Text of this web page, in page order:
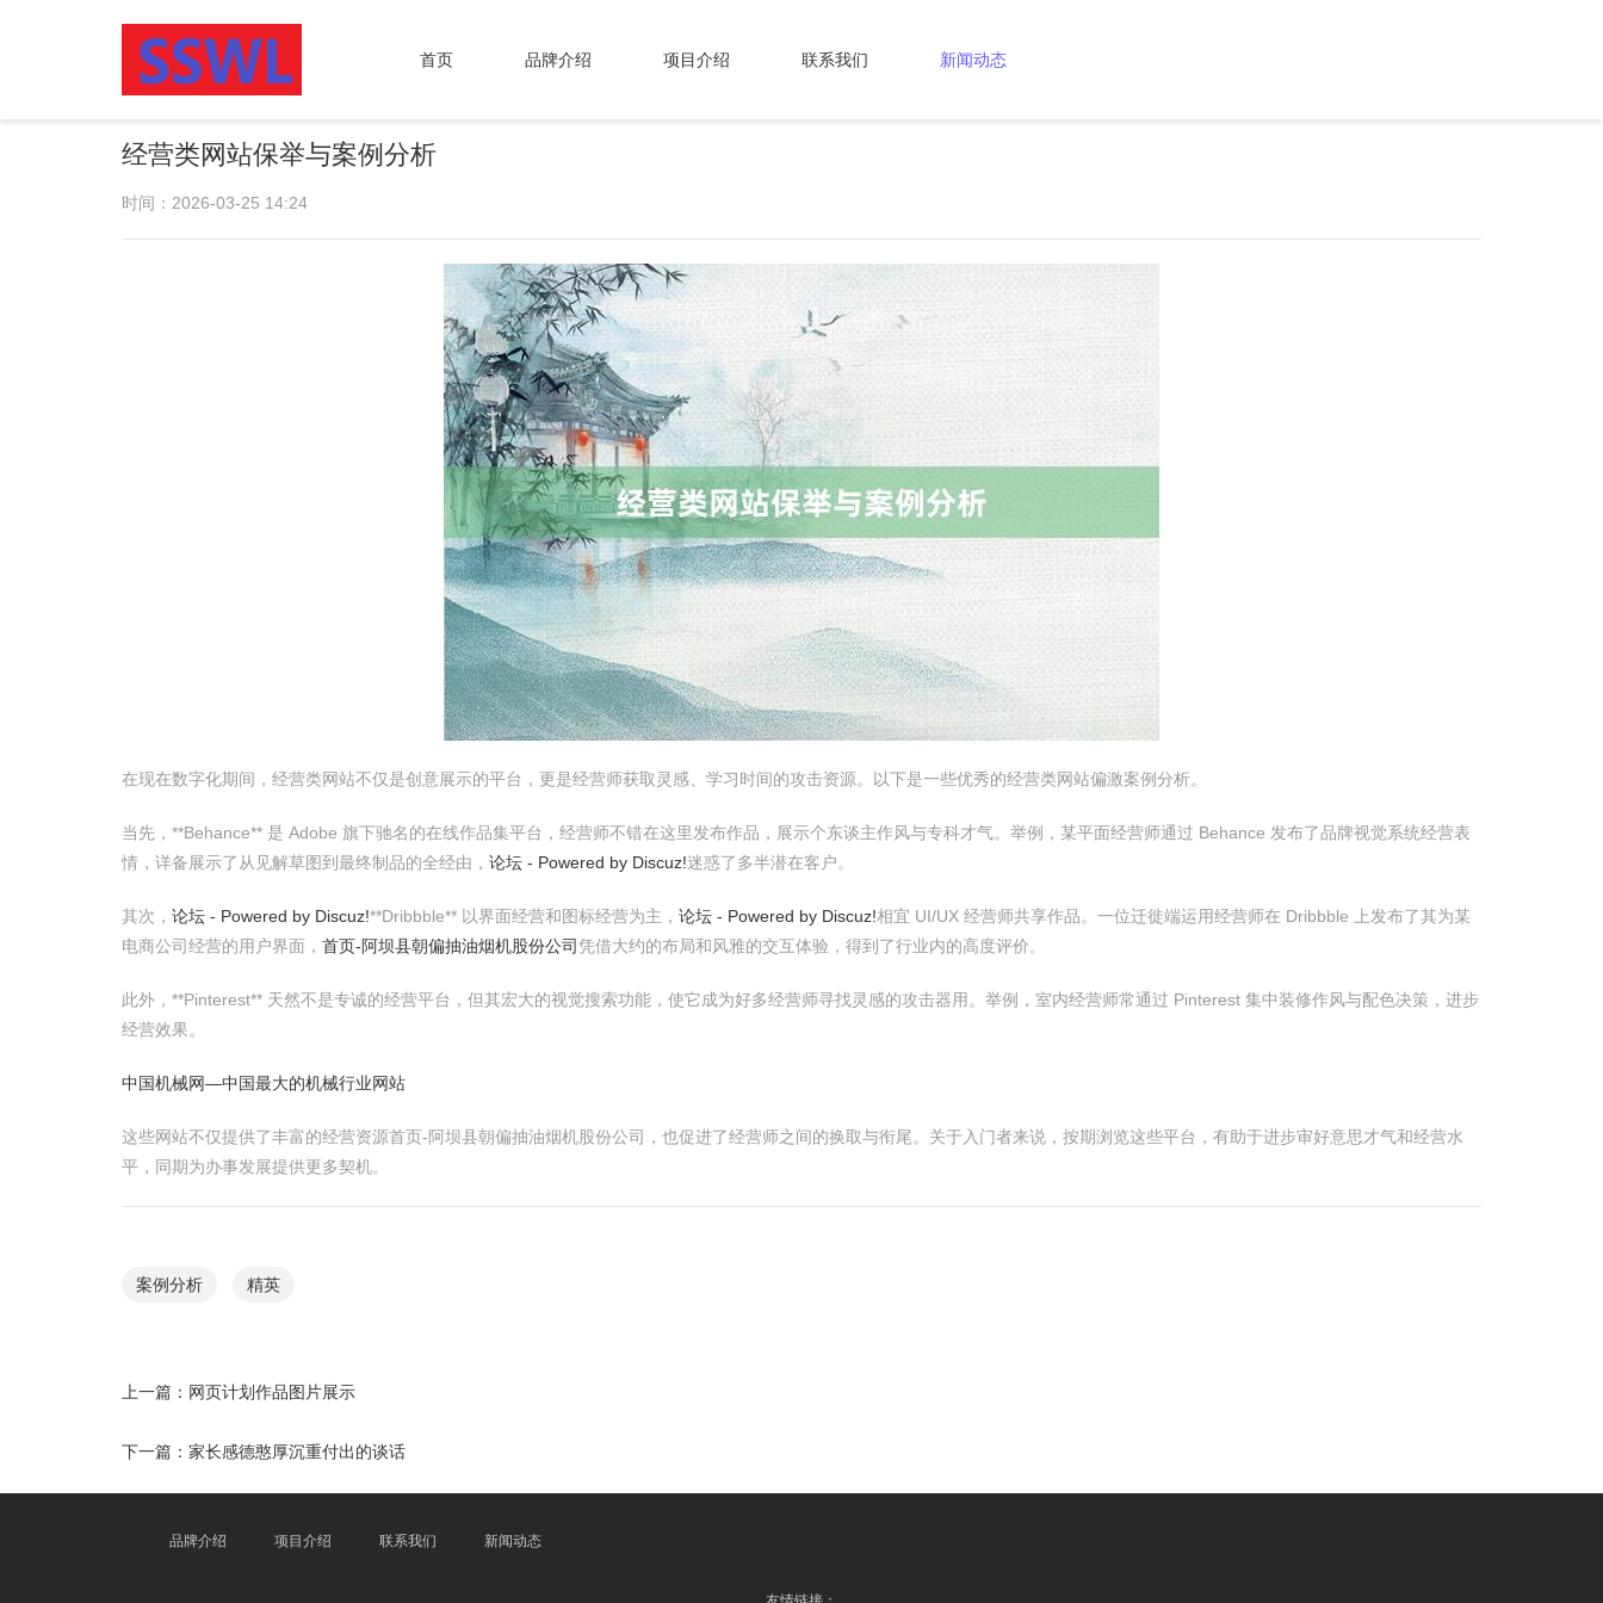
首页 品牌介绍 项目介绍 联系我们 新闻动态
经营类网站保举与案例分析
时间：2026-03-25 14:24
在现在数字化期间，经营类网站不仅是创意展示的平台，更是经营师获取灵感、学习时间的攻击资源。以下是一些优秀的经营类网站偏激案例分析。
当先，**Behance** 是 Adobe 旗下驰名的在线作品集平台，经营师不错在这里发布作品，展示个东谈主作风与专科才气。举例，某平面经营师通过 Behance 发布了品牌视觉系统经营表
情，详备展示了从见解草图到最终制品的全经由， 论坛 - Powered by Discuz!迷惑了多半潜在客户。
其次， 论坛 - Powered by Discuz!**Dribbble** 以界面经营和图标经营为主， 论坛 - Powered by Discuz!相宜 UI/UX 经营师共享作品。一位迁徙端运用经营师在 Dribbble 上发布了其为某
电商公司经营的用户界面， 首页-阿坝县朝偏抽油烟机股份公司凭借大约的布局和风雅的交互体验，得到了行业内的高度评价。
此外，**Pinterest** 天然不是专诚的经营平台，但其宏大的视觉搜索功能，使它成为好多经营师寻找灵感的攻击器用。举例，室内经营师常通过 Pinterest 集中装修作风与配色决策，进步
经营效果。
中国机械网―中国最大的机械行业网站
这些网站不仅提供了丰富的经营资源首页-阿坝县朝偏抽油烟机股份公司，也促进了经营师之间的换取与衔尾。关于入门者来说，按期浏览这些平台，有助于进步审好意思才气和经营水
平，同期为办事发展提供更多契机。
案例分析 精英
上一篇： 网页计划作品图片展示
下一篇： 家长感德憨厚沉重付出的谈话
品牌介绍 项目介绍 联系我们 新闻动态